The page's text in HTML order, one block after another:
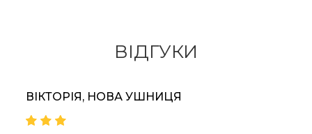
ВІДГУКИ
ВІКТОРІЯ, НОВА УШНИЦЯ